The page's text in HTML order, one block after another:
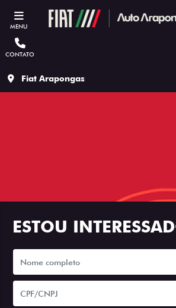
MENU
CONTATO
Fiat Arapongas
ESTOU